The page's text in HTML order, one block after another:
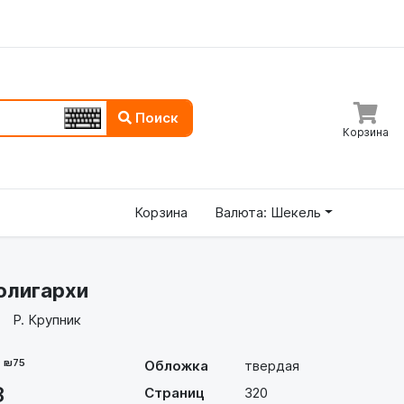
Поиск
Корзина
Корзина Валюта: Шекель
Р. Крупник
Обложка
твердая
Страниц
320
₪75